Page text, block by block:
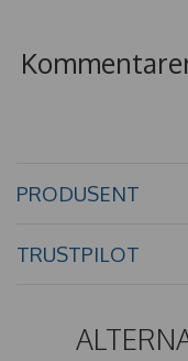
PRODUSENT
TRUSTPILOT